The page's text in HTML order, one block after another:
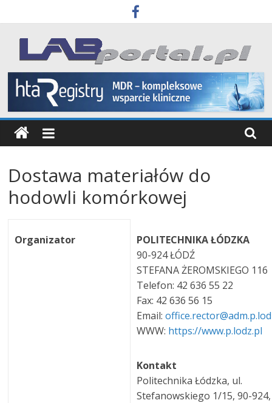
to
content
Labportal
Laboratoria
Aparatura
Badania
Dostawa materiałów do
hodowli komórkowej
Organizator
POLITECHNIKA ŁÓDZKA
90-924 ŁÓDŹ
STEFANA ŻEROMSKIEGO 116
Telefon: 42 636 55 22
Fax: 42 636 56 15
Email:
WWW: https://www.p.lodz.pl
Kontakt
Politechnika Łódzka, ul.
Stefanowskiego 1/15, 90-924,